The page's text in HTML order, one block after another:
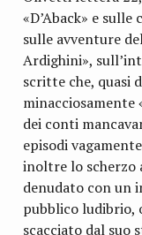
«D’Aback» e
sulle avventure
Ardighini»,
scritte che, quasi
minacciosamente
dei conti
episodi
inoltre lo
denudato con un
pubblico ludibrio,
scacciato dal suo